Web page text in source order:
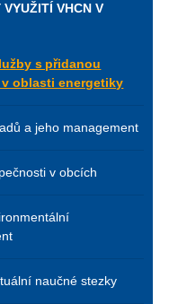
VYUŽITÍ VHCN V
s přidanou
oblasti energetiky
a jeho management
v obcích
naučné stezky